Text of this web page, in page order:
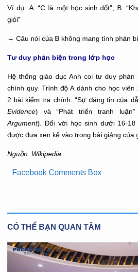
Ví dụ: A: “C là một học sinh dốt”, B:
giỏi”
→ Câu nói của B không mang tính phản
Tư duy phản biện trong lớp học
Hệ thống giáo dục Anh coi tư duy
chính quy. Trình độ A dành cho học viên
2 bài kiểm tra chính: “Sự đáng tin của
Evidence) và “Phát triển tranh
Argument). Đối với học sinh dưới 16-18
được đưa xen kẽ vào trong bài giảng của
Nguồn: Wikipedia
Facebook Comments Box
CÓ THỂ BẠN QUAN TÂM